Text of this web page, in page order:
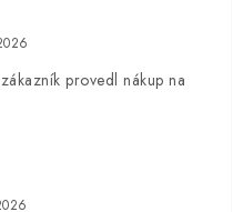
provedl nákup na